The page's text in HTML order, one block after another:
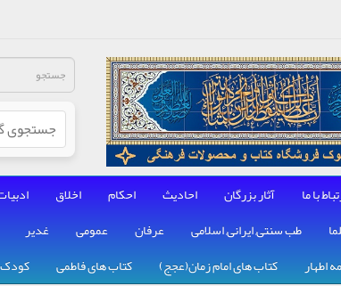
با ما آثار بزرگان احادیث احکام اخلاق
طب سنتی, ایرانی, اسلامی عرفان عمومی غدیر
اطهار
کتاب های امام زمان(عجج) کتاب های فاطمی کودک